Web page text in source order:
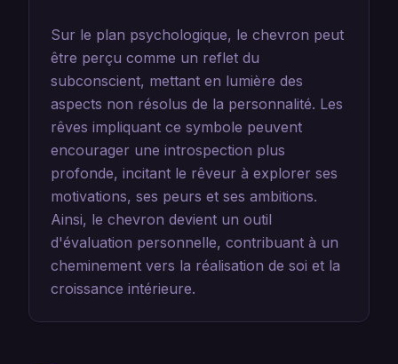
Sur le plan psychologique, le chevron peut
être perçu comme un reflet du
subconscient, mettant en lumière des
aspects non résolus de la personnalité. Les
rêves impliquant ce symbole peuvent
encourager une introspection plus
profonde, incitant le rêveur à explorer ses
motivations, ses peurs et ses ambitions.
Ainsi, le chevron devient un outil
d'évaluation personnelle, contribuant à un
cheminement vers la réalisation de soi et la
croissance intérieure.